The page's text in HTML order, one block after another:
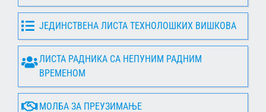
ЈЕДИНСТВЕНА ЛИСТА ТЕХНОЛОШКИХ ВИШКОВА
ЛИСТА РАДНИКА СА НЕПУНИМ РАДНИМ
ВРЕМЕНОМ
МОЛБА ЗА ПРЕУЗИМАЊЕ